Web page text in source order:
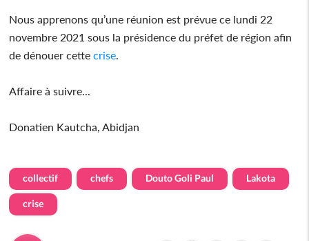
Nous apprenons qu’une réunion est prévue ce lundi 22
novembre 2021 sous la présidence du préfet de région afin
de dénouer cettecrise.
Affaire à suivre...
Donatien Kautcha, Abidjan
collectif chefs Douto Goli Paul Lakota
crise